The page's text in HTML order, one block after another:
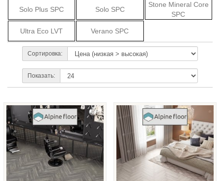
Solo Plus SPC Solo SPC
Stone Mineral Core
SPC
Ultra Eco LVT Verano SPC
Сортировка:
Показать: